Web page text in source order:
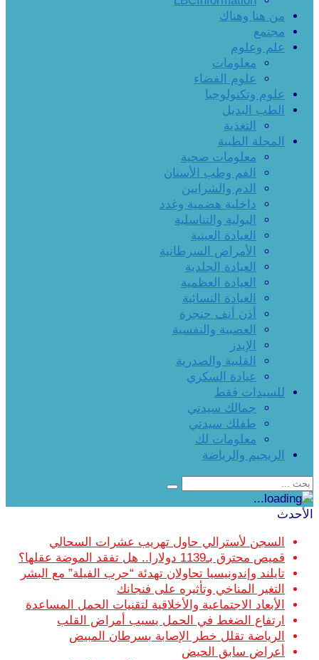
من هنا وهناك
مجتمع
علم وعلوم
معلومات
علوم الفضاء
علوم وتكنولوجيا
الطب البديل
التغذية
المجلة الطبية
معلومات صحية
الفم وطب الأسنان
الدم والشرايين
داخلية هضمية وغدد
البولية والتناسلية
العيادة العينية
الأمراض السرطانية
العيادة الجلدية
العيادة العظمية
العيادة النسائية
أذن أنف حنجرة
العصبية والنفسية
الإيدز
القلبية والصدرية
عيادة السكري
للسيدات فقط
جمالك سيدتي
طفلك سيدتي
معلومات لك
الريجيم والرياضة
الأحدث
السجن لأسترالي حاول تهريب عشرات السحالي
قميص محترق بـ1139 دولارا.. هل تفقد الموضة عقلها؟
تايلند وإندونيسيا تحاولان تهدئة “حرب الفيلة” مع البشر
التغير المناخي وتأثيره على فنجانك
الأبعاد الاجتماعية والأخلاقية لتقنيات الحمل المساعدة
ارتفاع الضغط في الحمل يسبب أمراض القلب
الرياضة تقلل خطر الإصابة بسرطان المبيض
أعراض سابق الحيض